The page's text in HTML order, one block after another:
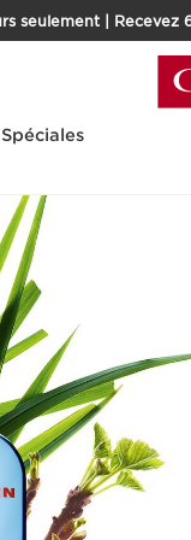
seulement | Recevez